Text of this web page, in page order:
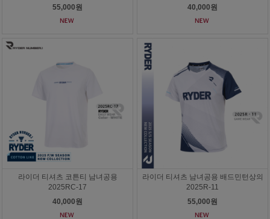
55,000원
40,000원
라이더 티셔츠 코튼티 남녀공용
2025RC-17
40,000원
라이더 티셔츠 남녀공용 배드민턴상의
2025R-11
55,000원